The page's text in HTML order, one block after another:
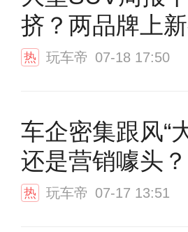
挤？两品牌上
热 玩车帝 07-18 17:50
车企密集跟风“
还是营销噱头？
热 玩车帝 07-17 13:51